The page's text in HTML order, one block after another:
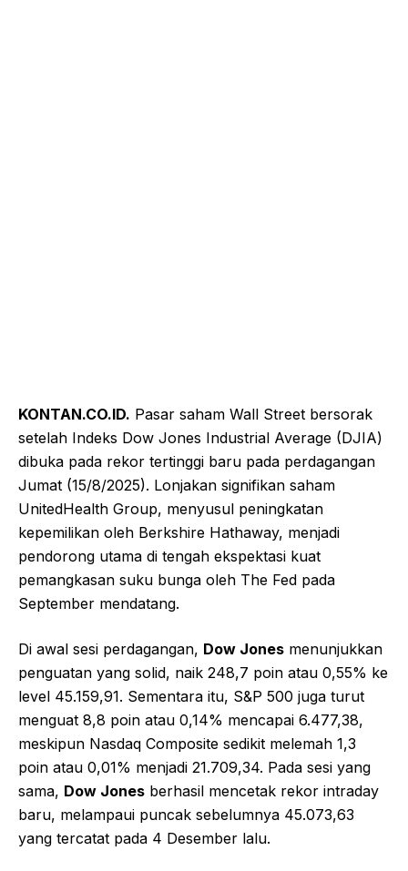
KONTAN.CO.ID. Pasar saham Wall Street bersorak
setelah Indeks Dow Jones Industrial Average (DJIA)
dibuka pada rekor tertinggi baru pada perdagangan
Jumat (15/8/2025). Lonjakan signifikan saham
UnitedHealth Group, menyusul peningkatan
kepemilikan oleh Berkshire Hathaway, menjadi
pendorong utama di tengah ekspektasi kuat
pemangkasan suku bunga oleh The Fed pada
September mendatang.
Di awal sesi perdagangan, Dow Jones menunjukkan
penguatan yang solid, naik 248,7 poin atau 0,55% ke
level 45.159,91. Sementara itu, S&P 500 juga turut
menguat 8,8 poin atau 0,14% mencapai 6.477,38,
meskipun Nasdaq Composite sedikit melemah 1,3
poin atau 0,01% menjadi 21.709,34. Pada sesi yang
sama, Dow Jones berhasil mencetak rekor intraday
baru, melampaui puncak sebelumnya 45.073,63
yang tercatat pada 4 Desember lalu.